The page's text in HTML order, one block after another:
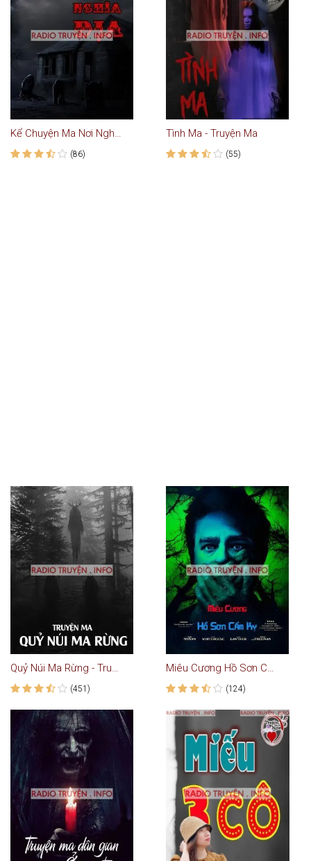
Kể Chuyện Ma Nơi Nghĩa Địa
(86)
Tình Ma - Truyện Ma
(55)
Quỷ Núi Ma Rừng - Truyện Ma
(451)
Miêu Cương Hồ Sơn Cấm Kỵ - Truyện ma kinh dị
(124)